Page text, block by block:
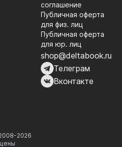
соглашение
Публичная оферта
для физ. лиц
Публичная оферта
для юр. лиц
shop@deltabook.ru
Телеграм
Вконтакте
2026